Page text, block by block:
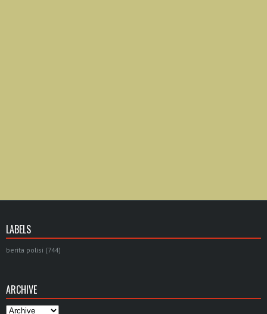
LABELS
berita polisi (744)
ARCHIVE